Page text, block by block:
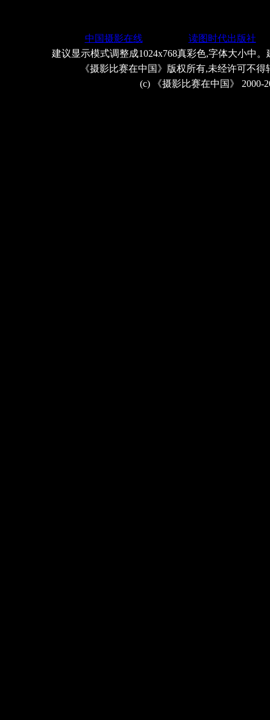
中国摄影在线
读图时代出版社
建议显示模式调整成1024x768真彩色,字体大小中
《摄影比赛在中国》版权所有,未经许可不
(c) 《摄影比赛在中国》 2000-